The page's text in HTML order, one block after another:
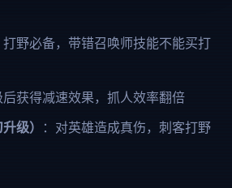
打野必备，带错召唤师技能不能买打
获得减速效果，抓人效率翻倍
级）
：对英雄造成真伤，刺客打野